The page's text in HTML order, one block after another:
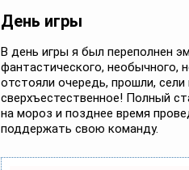
День игры
В день игры я был переполнен
фантастического, необычного,
отстояли очередь, прошли,
сверхъестественное! Полный
на мороз и позднее время
поддержать свою команду.